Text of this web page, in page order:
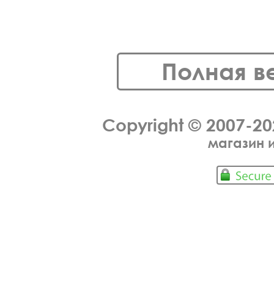
Полная
Copyright © 2007-
магазин